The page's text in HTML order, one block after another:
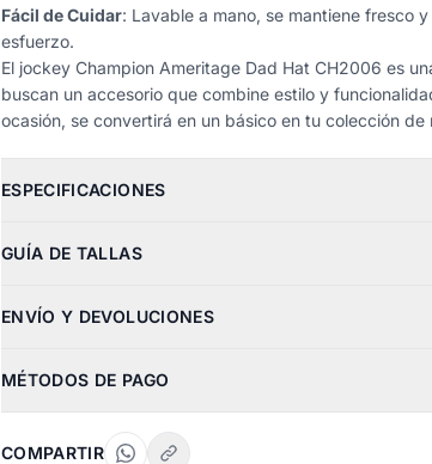
Fácil de Cuidar: Lavable a mano, se mantiene fresco
esfuerzo.
El jockey Champion Ameritage Dad Hat CH2006 es
buscan un accesorio que combine estilo y
ocasión, se convertirá en un básico en tu colección de
ESPECIFICACIONES
GUÍA DE TALLAS
ENVÍO Y DEVOLUCIONES
MÉTODOS DE PAGO
COMPARTIR